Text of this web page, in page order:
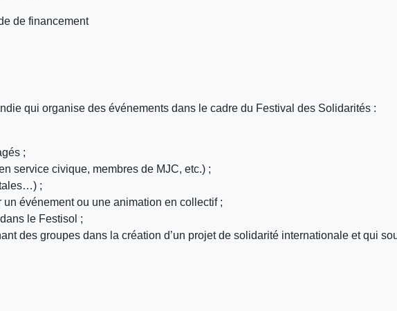
de financement
qui organise des événements dans le cadre du Festival des Solidarités :
;
service civique, membres de MJC, etc.) ;
;
événement ou une animation en collectif ;
le Festisol ;
des groupes dans la création d’un projet de solidarité internationale et qui